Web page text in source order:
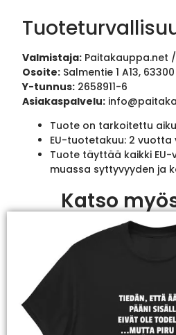
Valmistaja: Paitakauppa.net
Osoite: Salmentie 1 A13,
Y-tunnus: 2658911-6
Asiakaspalvelu:
Tuote on tarkoitettu
EU-tuotetakuu: 2
Tuote täyttää kaikki
muassa syttyvyyden ja
Katso